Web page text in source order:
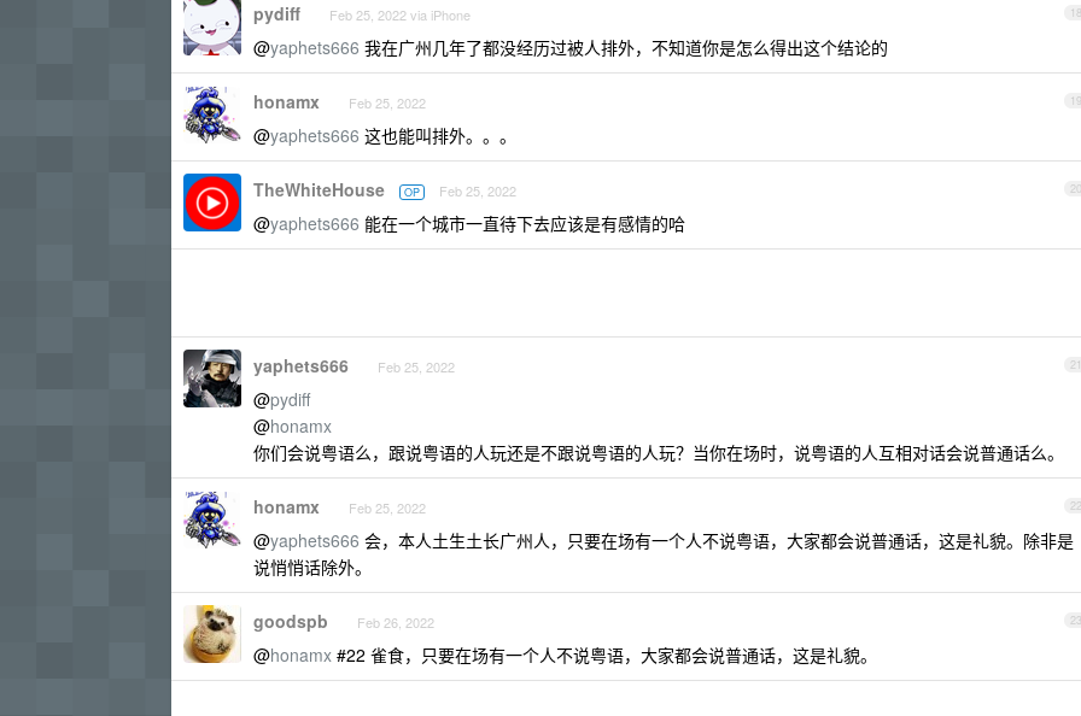
18
pydiff Feb 25, 2022 via iPhone
@yaphets666 我在广州几年了都没经历过被人排外，不知道你是怎么得出这个结论的
19
honamx Feb 25, 2022
@yaphets666 这也能叫排外。。。
20
TheWhiteHouse OP Feb 25, 2022
@yaphets666 能在一个城市一直待下去应该是有感情的哈
21
yaphets666 Feb 25, 2022
@pydiff
@honamx
你们会说粤语么，跟说粤语的人玩还是不跟说粤语的人玩？当你在场时，说粤语的人互相对话会说普通话么。
22
honamx Feb 25, 2022
@yaphets666 会，本人土生土长广州人，只要在场有一个人不说粤语，大家都会说普通话，这是礼貌。除非是
说悄悄话除外。
23
goodspb Feb 26, 2022
@honamx #22 雀食，只要在场有一个人不说粤语，大家都会说普通话，这是礼貌。